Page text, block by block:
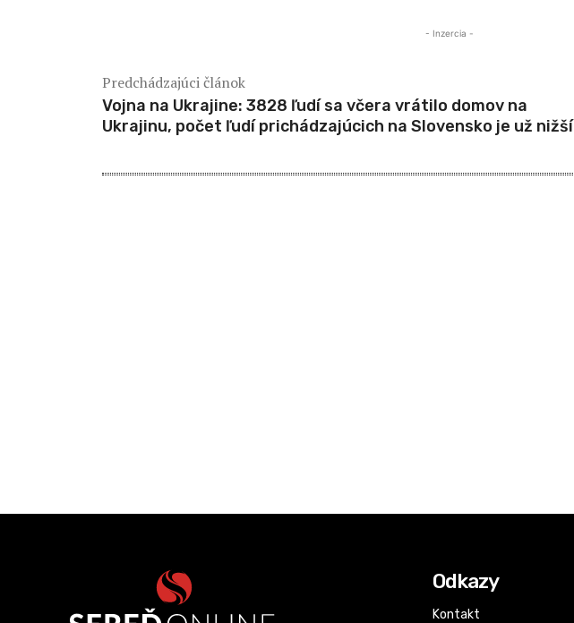
- Inzercia -
Predchádzajúci článok
Vojna na Ukrajine: 3828 ľudí sa včera vrátilo domov na
Ukrajinu, počet ľudí prichádzajúcich na Slovensko je už nižší
Odkazy
Kontakt